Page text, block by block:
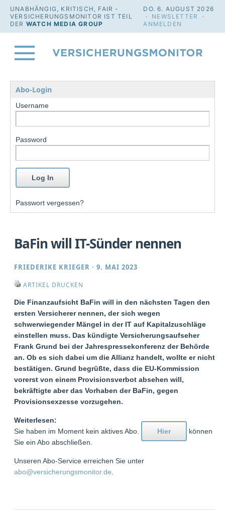
UNABHÄNGIG, KRITISCH, FAIR -
VERSICHERUNGSMONITOR IST TEIL
DER WATCH MEDIA GROUP
DO. 6. AUGUST 2026
· NEWSLETTER
·
ANMELDEN
Abo-Login
Username
Password
Passwort vergessen?
BaFin will IT-Sünder nennen
FRIEDERIKE KRIEGER ·9. MAI 2023
ARTIKEL DRUCKEN
Die Finanzaufsicht BaFin will in den nächsten Tagen den
ersten Versicherer nennen, der sich wegen
schwerwiegender Mängel in der IT auf Kapitalzuschläge
einstellen muss. Das kündigte Versicherungsaufseher
Frank Grund bei der Jahrespressekonferenz der Behörde
an. Ob es sich dabei um die Allianz handelt, wollte er nicht
bestätigen. Grund begrüßte, dass die EU-Kommission
vorerst von einem Provisionsverbot absehen will,
bekräftigte aber das Vorhaben der BaFin, gegen
Provisionsexzesse vorzugehen.
Weiterlesen:
Sie haben im Moment kein aktives Abo.
Hier
können
Sie ein Abo abschließen.
Unseren Abo-Service erreichen Sie unter
abo@versicherungsmonitor.de